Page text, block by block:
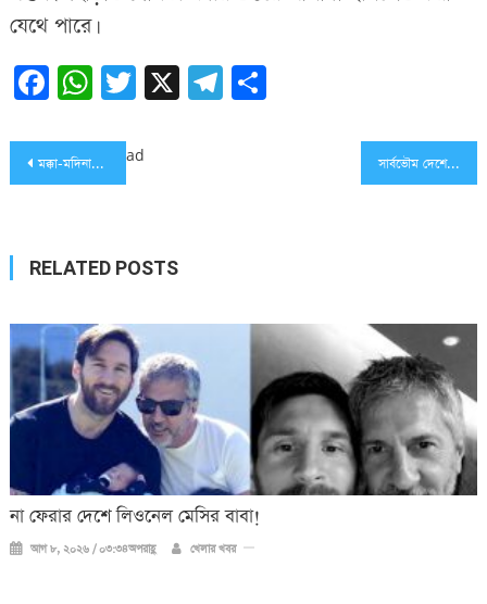
যেথে পারে।
Facebook
WhatsApp
Twitter
X Telegram
Share
Post
মক্কা-মদিনায় আজ জুমার নামাজ পড়াবেন ড. ইয়াসির ও বুদাইর সার্বভৌম দেশের অংশীদার বেছে নেওয়ার স্বাধীনতা থাকা উচিত: পুতিন
ad
RELATED POSTS
না ফেরার দেশে লিওনেল মেসির বাবা!
আগ ৮, ২০২৬ / ০৩:৩৪অপরাহ্ণ খেলার খবর